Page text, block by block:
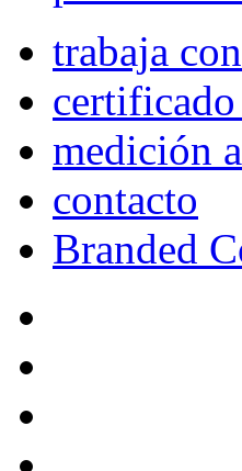
trabaja
medición
contacto
Branded